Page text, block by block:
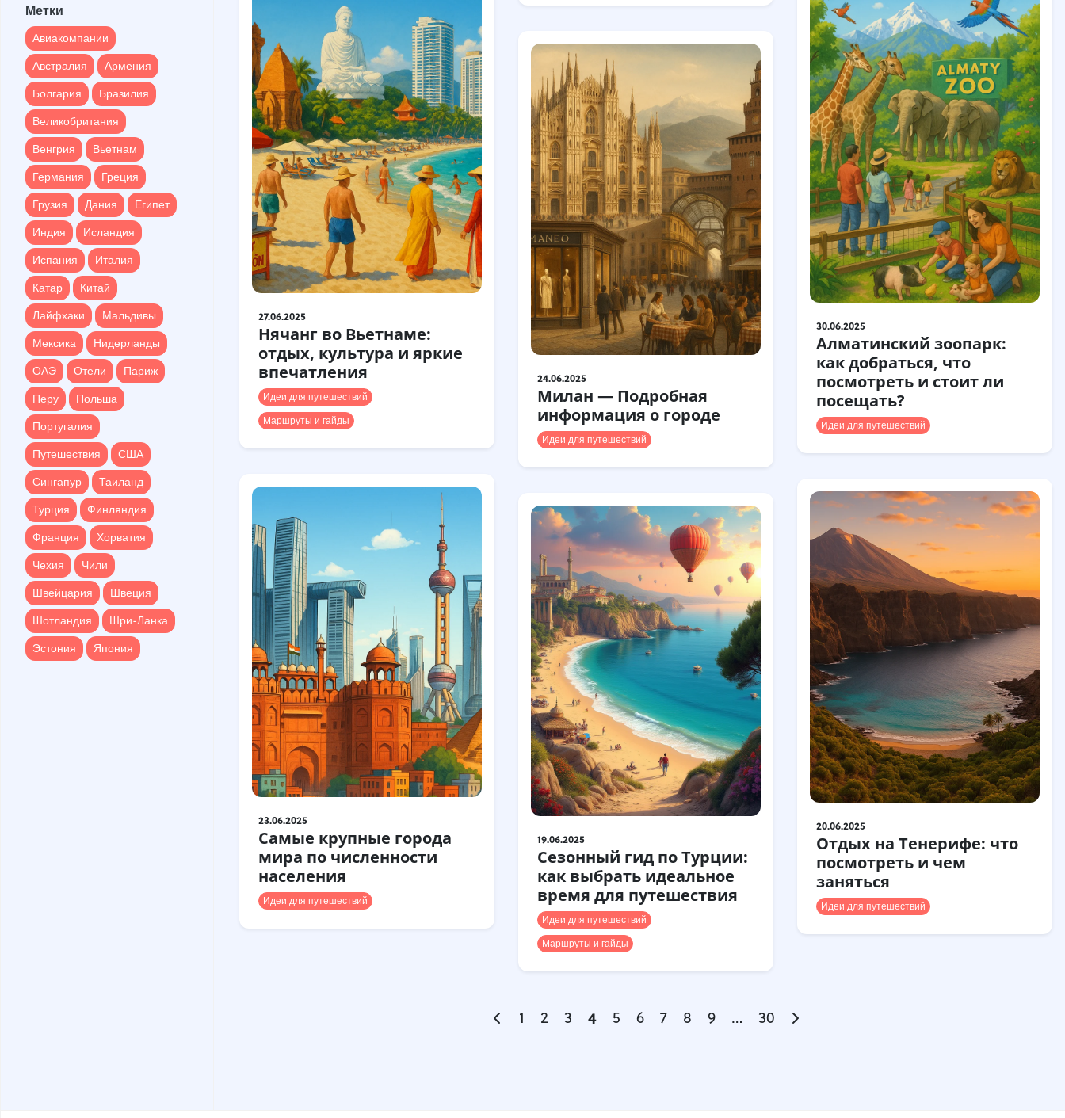
Австралия
Армения
Болгария
Бразилия
Великобритания
Венгрия
Вьетнам
Германия
Греция
Грузия
Дания
Египет
Индия
Исландия
Испания
Италия
Катар
Китай
Лайфхаки
Мальдивы
Мексика
Нидерланды
ОАЭ
Отели
Париж
Перу
Польша
Португалия
Путешествия
США
Сингапур
Таиланд
Турция
Финляндия
Франция
Хорватия
Чехия
Чили
Швейцария
Швеция
Шотландия
Шри-Ланка
Эстония
Япония
Метки
Авиакомпании
Австралия
Армения
Болгария
Бразилия
Великобритания
Венгрия
Вьетнам
Германия
Греция
Грузия
Дания
Египет
Индия
Исландия
Испания
Италия
Катар
Китай
Лайфхаки
Мальдивы
Мексика
Нидерланды
ОАЭ
Отели
Париж
Перу
Польша
Португалия
Путешествия
США
Сингапур
Таиланд
Турция
Финляндия
Франция
Хорватия
Чехия
Чили
Швейцария
Швеция
Шотландия
Шри-Ланка
Эстония
Япония
30.06.2025
Алматинский зоопарк:
как добраться, что
посмотреть и стоит ли
посещать?
Идеи для путешествий
27.06.2025
Нячанг во Вьетнаме:
отдых, культура и яркие
впечатления
Идеи для путешествий
Маршруты и гайды
24.06.2025
Милан — Подробная
информация о городе
Идеи для путешествий
23.06.2025
Самые крупные города
мира по численности
населения
Идеи для путешествий
20.06.2025
Отдых на Тенерифе: что
посмотреть и чем
заняться
Идеи для путешествий
19.06.2025
Сезонный гид по Турции:
как выбрать идеальное
время для путешествия
Идеи для путешествий
Маршруты и гайды
1 2 3 4 5 6 7 8 9 … 30